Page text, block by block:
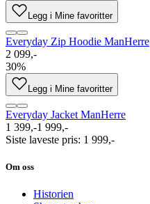
Legg i Mine favoritter
Everyday Zip Hoodie ManHerre
2 099,-
30%
Legg i Mine favoritter
Everyday Jacket ManHerre
1 399,-1 999,-
Siste laveste pris: 1 999,-
Om oss
Historien